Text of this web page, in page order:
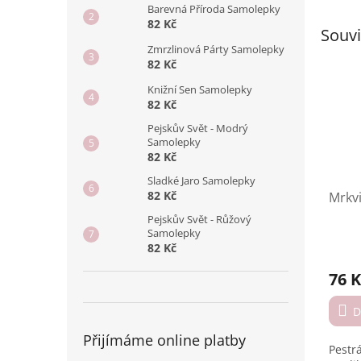
Barevná Příroda Samolepky
82 Kč
Zmrzlinová Párty Samolepky
82 Kč
Knižní Sen Samolepky
82 Kč
Pejskův Svět - Modrý
Samolepky
82 Kč
Sladké Jaro Samolepky
82 Kč
Pejskův Svět - Růžový
Samolepky
82 Kč
Přijímáme online platby
je
4,5
z
5
76